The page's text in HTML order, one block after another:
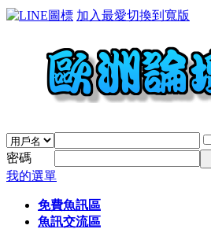
加入最愛切換到寬版
密碼
我的選單
免費魚訊區
魚訊交流區